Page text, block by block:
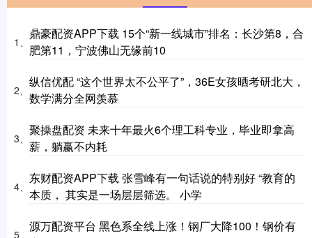
1、
鼎豪配资APP下载 15个“新一线城市”排名：长沙第8，合
肥第11，宁波佛山无缘前10
2、
纵信优配 “这个世界太不公平了”，36E女孩晒考研北大，
数学满分全网羡慕
3、
聚操盘配资 未来十年最火6个理工科专业，毕业即拿高
薪，躺赢不内耗
4、
东财配资APP下载 张雪峰有一句话说的特别好 “教育的
本质， 其实是一场层层筛选。 小学
5、
源万配资平台 黑色系全线上涨！钢厂大降100！钢价有